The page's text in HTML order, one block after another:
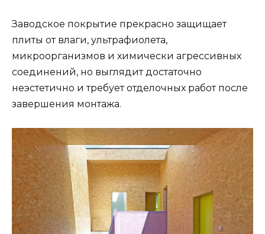
Заводское покрытие прекрасно защищает
плиты от влаги, ультрафиолета,
микроорганизмов и химически агрессивных
соединений, но выглядит достаточно
неэстетично и требует отделочных работ после
завершения монтажа.